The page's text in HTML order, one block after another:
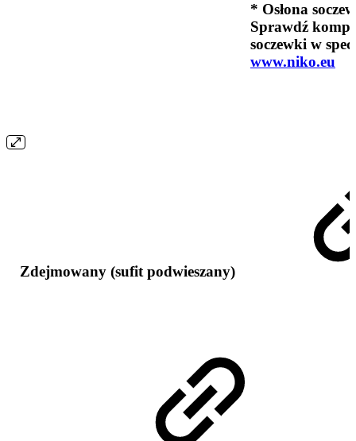
* Osłona
Sprawdź
soczewki w
www.niko.eu
Zdejmowany (sufit podwieszany)